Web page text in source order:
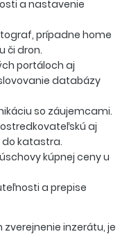
a nastavenie
prípadne home
či dron.
portáloch aj
databázy
so záujemcami.
aj
do katastra.
kúpnej ceny u
a prepise
zverejnenie inzerátu, je